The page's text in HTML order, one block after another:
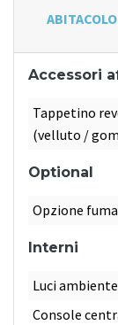
Accessori
Tappetino
(velluto /
Optional
Opzione
Interni
Luci ambiente
Console